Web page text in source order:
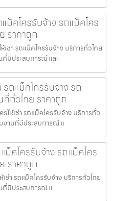
ม็คโครรับจ้าง รถแม็คโคร
ราคาถูก
เช่า รถแม็คโครรับจ้าง บริการทั่วไทย
ที่มีประสบการณ์ และ
ถแม็คโครรับจ้าง รถ
ที่ทั่วไทย ราคาถูก
ให้เช่า รถแม็คโครรับจ้าง บริการทั่ว
งานที่มีประสบการณ์ แ
ม็คโครรับจ้าง รถแม็คโคร
ราคาถูก
เช่า รถแม็คโครรับจ้าง บริการทั่วไทย
ที่มีประสบการณ์ แ